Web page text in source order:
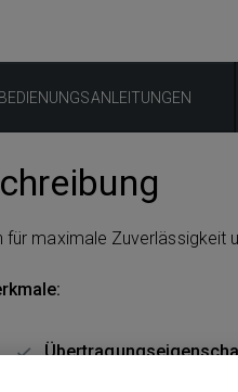
BEDIENUNGSANLEITUNGEN
maximale Zuverlässigkeit
Stabile Verbindung /